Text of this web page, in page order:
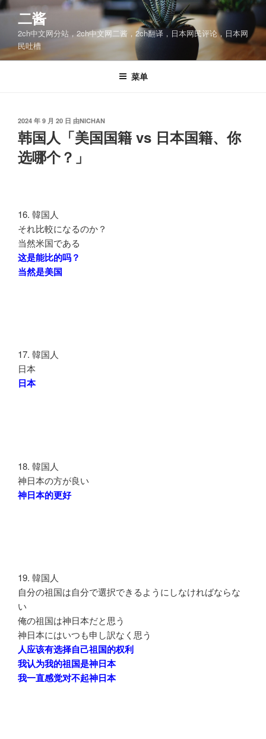
跳
容
二酱
2ch中文网分站，2ch中文网二酱，2ch翻译，日本网民评论，日本网
民吐槽
菜单
发
布
于
2024 年 9 月 20 日 由NICHAN
韩国人「美国国籍 vs 日本国籍、你
选哪个？」
16. 韓国人
それ比較になるのか？
当然米国である
这是能比的吗？
当然是美国
17. 韓国人
日本
日本
18. 韓国人
神日本の方が良い
神日本的更好
19. 韓国人
自分の祖国は自分で選択できるようにしなければならな
い
俺の祖国は神日本だと思う
神日本にはいつも申し訳なく思う
人应该有选择自己祖国的权利
我认为我的祖国是神日本
我一直感觉对不起神日本